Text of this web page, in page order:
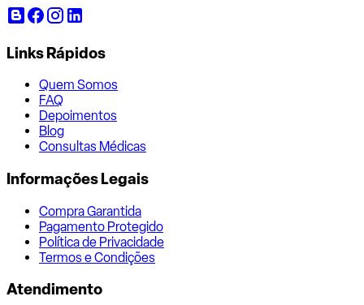
Links Rápidos
Quem Somos
FAQ
Depoimentos
Blog
Consultas Médicas
Informações Legais
Compra Garantida
Pagamento Protegido
Política de Privacidade
Termos e Condições
Atendimento